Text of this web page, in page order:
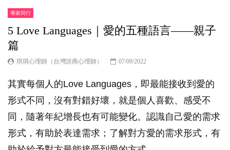
專家同行
5 Love Languages｜愛的五種語言——親子
篇
琪琪心理師（台灣諮商心理師） 07/09/2022
其實每個人的Love Languages，即最能接收到愛的
形式不同，沒有對錯好壞，就是個人喜歡、感受不
同，隨著年紀增長也有可能變化。認識自己愛的需求
形式，有助於表達需求；了解對方愛的需求形式，有